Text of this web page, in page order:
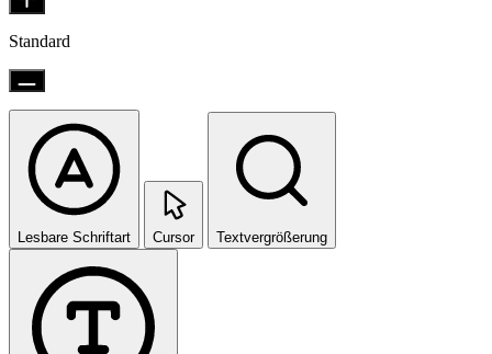
Standard
Lesbare Schriftart Cursor Textvergrößerung